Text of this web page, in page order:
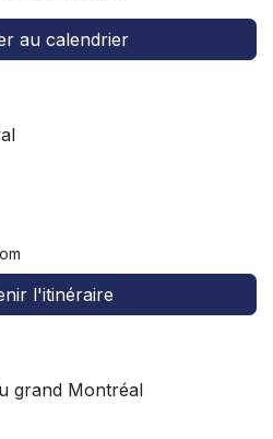
au calendrier
l'itinéraire
grand Montréal